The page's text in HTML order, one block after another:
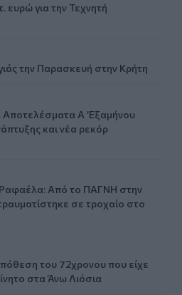
ευρώ για την Τεχνητή
την Παρασκευή στην Κρήτη
A ’Εξαμήνου
και νέα ρεκόρ
Ραφαέλα: Από το ΠΑΓΝΗ στην
σε τροχαίο στο
του 72χρονου που είχε
στα Άνω Λιόσια